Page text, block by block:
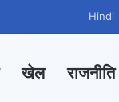
Hindi
खेल राजनीति